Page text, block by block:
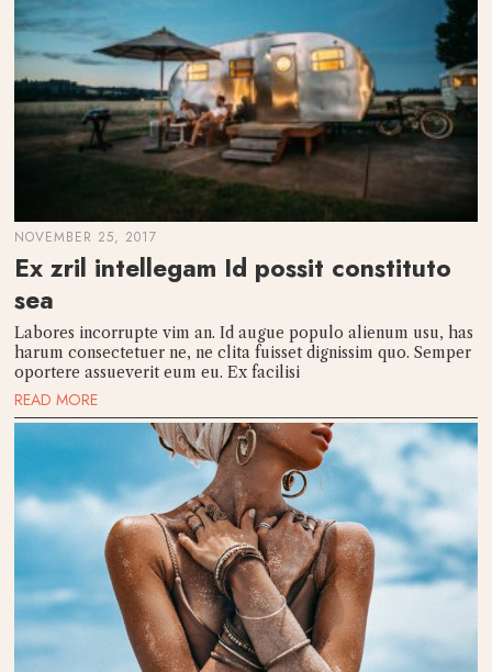
NOVEMBER 25, 2017
Ex zril intellegam Id possit constituto
sea
Labores incorrupte vim an. Id augue populo alienum usu, has
harum consectetuer ne, ne clita fuisset dignissim quo. Semper
oportere assueverit eum eu. Ex facilisi
READ MORE